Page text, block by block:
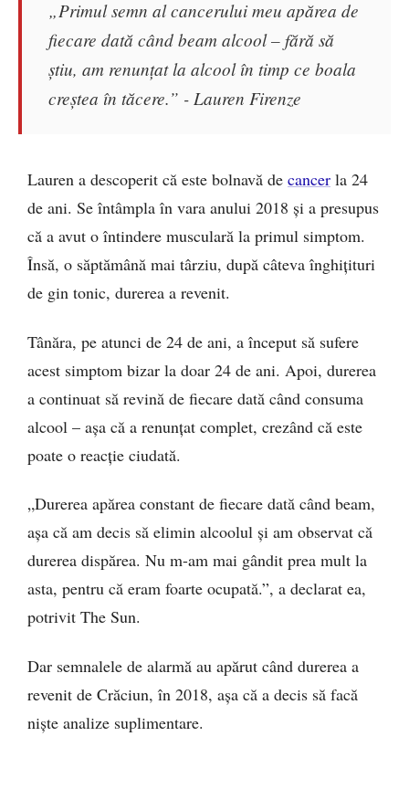
„Primul semn al cancerului meu apărea de
fiecare dată când beam alcool – fără să
știu, am renunțat la alcool în timp ce boala
creștea în tăcere.” - Lauren Firenze
Lauren a descoperit că este bolnavă de cancer la 24
de ani. Se întâmpla în vara anului 2018 și a presupus
că a avut o întindere musculară la primul simptom.
Însă, o săptămână mai târziu, după câteva înghițituri
de gin tonic, durerea a revenit.
Tânăra, pe atunci de 24 de ani, a început să sufere
acest simptom bizar la doar 24 de ani. Apoi, durerea
a continuat să revină de fiecare dată când consuma
alcool – așa că a renunțat complet, crezând că este
poate o reacție ciudată.
„Durerea apărea constant de fiecare dată când beam,
așa că am decis să elimin alcoolul și am observat că
durerea dispărea. Nu m-am mai gândit prea mult la
asta, pentru că eram foarte ocupată.”, a declarat ea,
potrivit The Sun.
Dar semnalele de alarmă au apărut când durerea a
revenit de Crăciun, în 2018, așa că a decis să facă
niște analize suplimentare.